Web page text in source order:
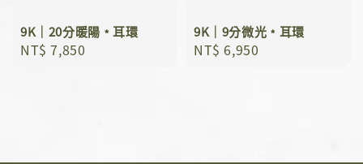
9K｜20分暖陽﹡耳環
Regular
NT$ 7,850
9K｜9分微光﹡耳環
Regular
NT$ 6,950